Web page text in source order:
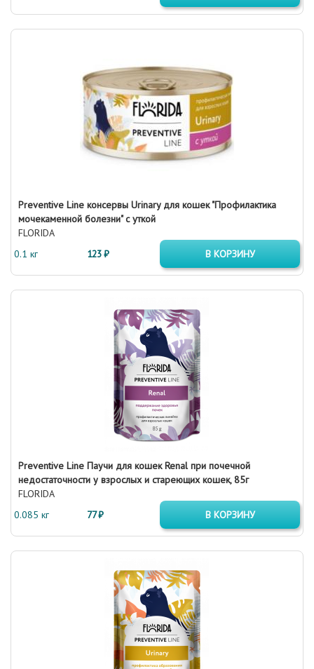
Preventive Line консервы Urinary для кошек "Профилактика
мочекаменной болезни" с уткой
FLORIDA
0.1 кг
123 ₽ В КОРЗИНУ
Preventive Line Паучи для кошек Renal при почечной
недостаточности у взрослых и стареющих кошек, 85г
FLORIDA
0.085 кг
77 ₽ В КОРЗИНУ